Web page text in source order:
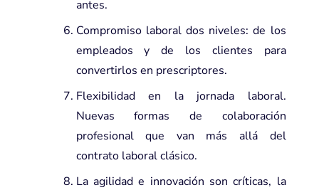
antes.
Compromiso laboral dos niveles: de los
empleados y de los clientes para
convertirlos en prescriptores.
Flexibilidad en la jornada laboral.
Nuevas formas de colaboración
profesional que van más allá del
contrato laboral clásico.
La agilidad e innovación son críticas, la